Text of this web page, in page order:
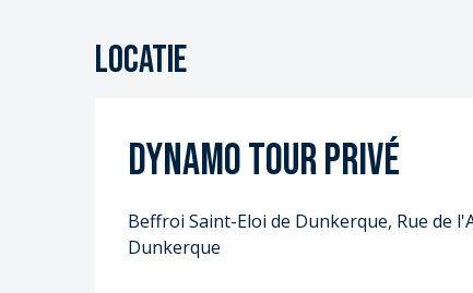
Locatie
Dynamo Tour privé
Beffroi Saint-Eloi de Dunkerque, Rue de
Dunkerque